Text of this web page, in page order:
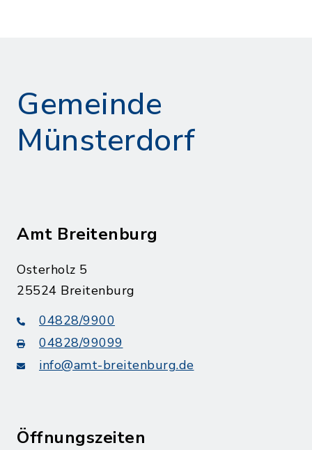
Gemeinde
Münsterdorf
Amt Breitenburg
Osterholz 5
25524 Breitenburg
04828/9900
04828/99099
info@amt-breitenburg.de
Öffnungszeiten